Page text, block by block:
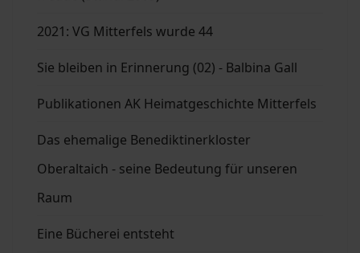
2021: VG Mitterfels wurde 44
Sie bleiben in Erinnerung (02) - Balbina Gall
Publikationen AK Heimatgeschichte Mitterfels
Das ehemalige Benediktinerkloster
Oberaltaich - seine Bedeutung für unseren
Raum
Eine Bücherei entsteht